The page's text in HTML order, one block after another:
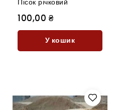
Пісок річковий
100,00 ₴
У кошик